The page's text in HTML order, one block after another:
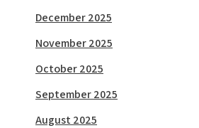
December 2025
November 2025
October 2025
September 2025
August 2025